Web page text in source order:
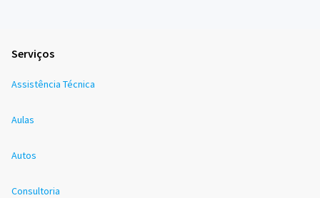
Serviços
Assistência Técnica
Aulas
Autos
Consultoria